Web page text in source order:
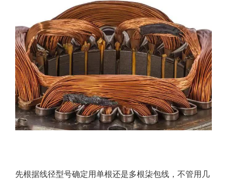
先根据线径型号确定用单根还是多根柒包线，不管用几